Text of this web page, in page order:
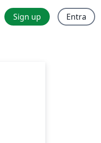
Sign up Entra